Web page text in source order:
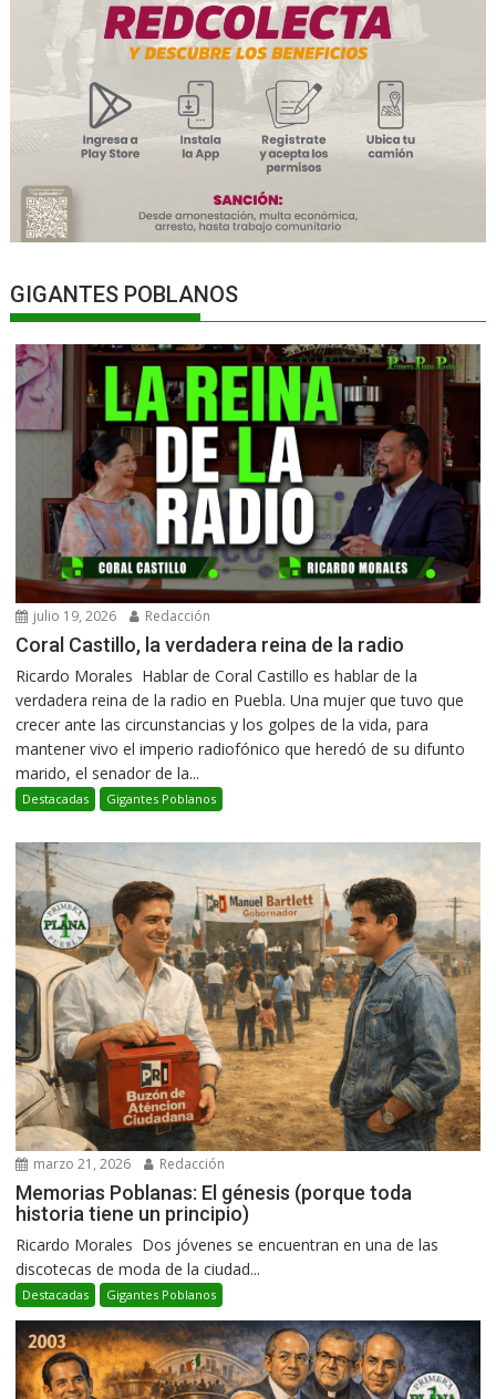
GIGANTES POBLANOS
julio 19, 2026 Redacción
Coral Castillo, la verdadera reina de la radio
Ricardo Morales Hablar de Coral Castillo es hablar de la
verdadera reina de la radio en Puebla. Una mujer que tuvo que
crecer ante las circunstancias y los golpes de la vida, para
mantener vivo el imperio radiofónico que heredó de su difunto
marido, el senador de la...
Destacadas Gigantes Poblanos
marzo 21, 2026 Redacción
Memorias Poblanas: El génesis (porque toda
historia tiene un principio)
Ricardo Morales Dos jóvenes se encuentran en una de las
discotecas de moda de la ciudad...
Destacadas Gigantes Poblanos